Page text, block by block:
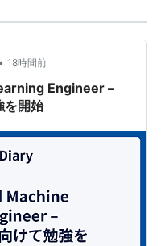
• 18時間前
Engineer –
を開始